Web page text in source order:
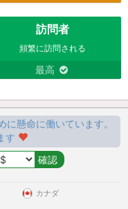
訪問者
頻繁に訪問される
最高
懸命に働いています。
す
カナダ